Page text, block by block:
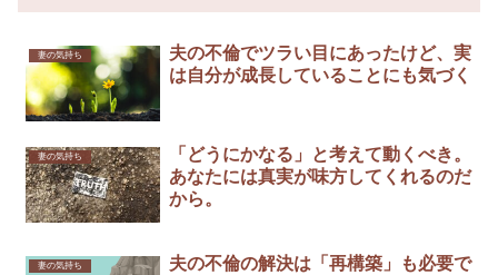
妻の気持ち
夫の不倫でツラい目にあったけど、実
は自分が成長していることにも気づく
妻の気持ち
「どうにかなる」と考えて動くべき。
あなたには真実が味方してくれるのだ
から。
妻の気持ち
夫の不倫の解決は「再構築」も必要で